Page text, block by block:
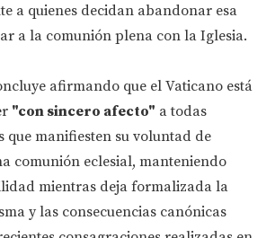
a quienes decidan abandonar esa
a la comunión plena con la Iglesia.
afirmando que el Vaticano está
"con sincero afecto" a todas
que manifiesten su voluntad de
comunión eclesial, manteniendo
mientras deja formalizada la
y las consecuencias canónicas